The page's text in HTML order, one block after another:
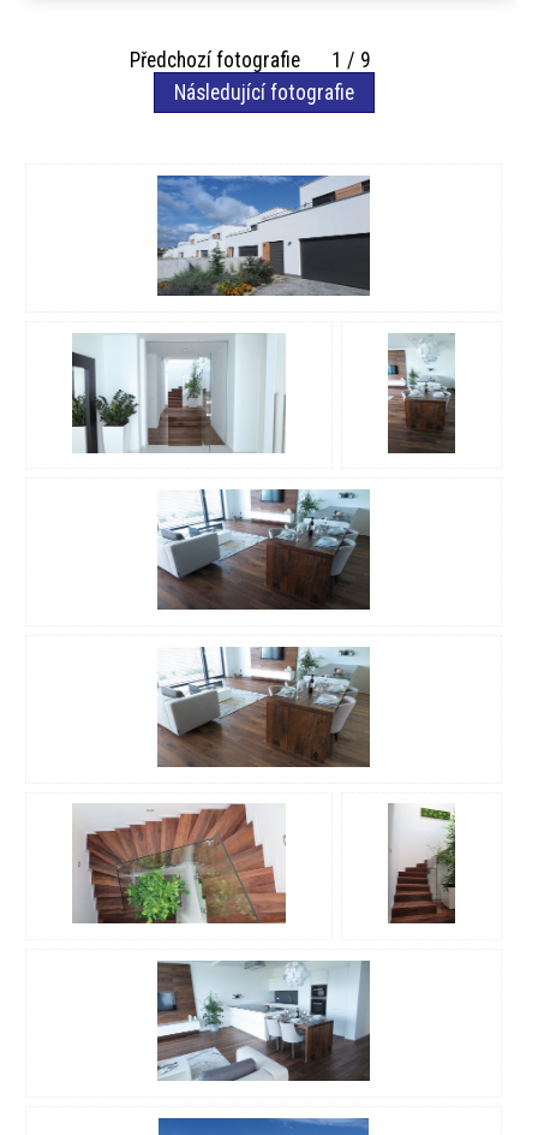
Předchozí fotografie 1 / 9
Následující fotografie